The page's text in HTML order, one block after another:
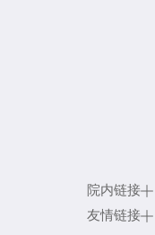
院内链接
友情链接